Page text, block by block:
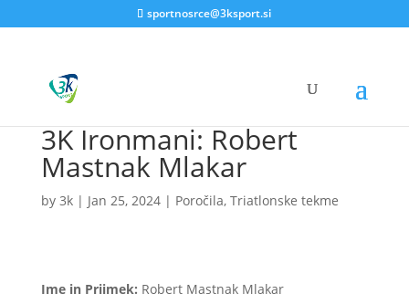
sportnosrce@3ksport.si
3K Ironmani: Robert
Mastnak Mlakar
by 3k| Jan 25, 2024| Poročila, Triatlonske tekme
Ime in Priimek: Robert Mastnak Mlakar